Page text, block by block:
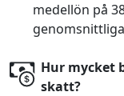
medellön på
Hur mycket
skatt?